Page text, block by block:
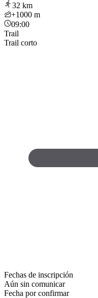
32 km
+1000 m
09:00
Trail
Trail corto
Fechas de inscripción
Aún sin comunicar
Fecha por confirmar